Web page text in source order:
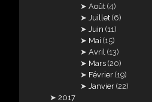
Août (4)
Juillet (6)
Juin (11)
Mai (15)
Avril (13)
Mars (20)
Février (19)
Janvier (22)
2017